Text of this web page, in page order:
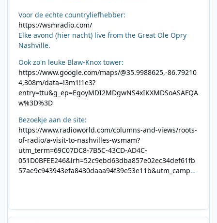
Voor de echte countryliefhebber:
https://wsmradio.com/
Elke avond (hier nacht) live from the Great Ole Opry
Nashville.
Ook zo'n leuke Blaw-Knox tower:
https://www.google.com/maps/@35.9988625,-86.79210
4,308m/data=!3m1!1e3?
entry=ttu&g_ep=EgoyMDI2MDgwNS4xIKXMDSoASAFQA
w%3D%3D
Bezoekje aan de site:
https://www.radioworld.com/columns-and-views/roots-
of-radio/a-visit-to-nashvilles-wsmam?
utm_term=69C07DC8-7B5C-43CD-AD4C-
051D0BFEE246&lrh=52c9ebd63dba857e02ec34def61fb
57ae9c943943efa8430daaa94f39e53e11b&utm_campai
8F09201A140D&utm_source=SmartBrief